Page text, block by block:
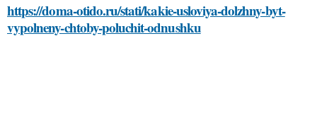
https://doma-otido.ru/stati/kakie-usloviya-dolzhny-byt-
vypolneny-chtoby-poluchit-odnushku